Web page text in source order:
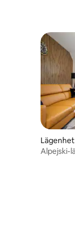
Lägenhet
Alpejski-